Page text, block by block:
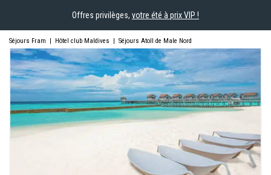
Offres privilèges, votre été à prix VIP !
Séjours Fram | Hôtel club Maldives | Séjours Atoll de Male Nord